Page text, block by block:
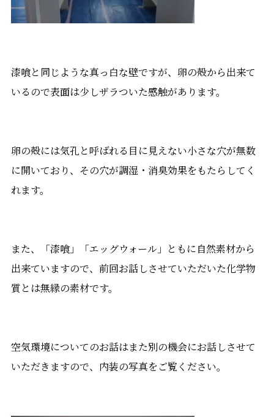
漆喰と同じような真っ白な壁ですが、卵の殻から出来て
いるので表面は少しザラついた感触があります。
卵の殻には気孔と呼ばれる目に見えない小さな穴が無数
に開いており、その穴が調湿・消臭効果をもたらしてく
れます。
また、「漆喰」「エッグウォール」ともに自然素材から
出来ていますので、前回お話しさせていただいた化学物
質とは無縁の素材です。
空気環境についてのお話はまた別の機会にお話しさせて
いただきますので、内装の写真をご覧ください。